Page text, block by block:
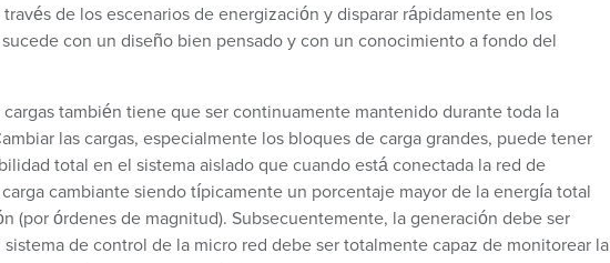
de los escenarios de energización y disparar rápidamente en los
con un diseño bien pensado y con un conocimiento a fondo del
también tiene que ser continuamente mantenido durante toda la
las cargas, especialmente los bloques de carga grandes, puede tener
total en el sistema aislado que cuando está conectada la red de
cambiante siendo típicamente un porcentaje mayor de la energía total
(por órdenes de magnitud). Subsecuentemente, la generación debe ser
de control de la micro red debe ser totalmente capaz de monitorear la